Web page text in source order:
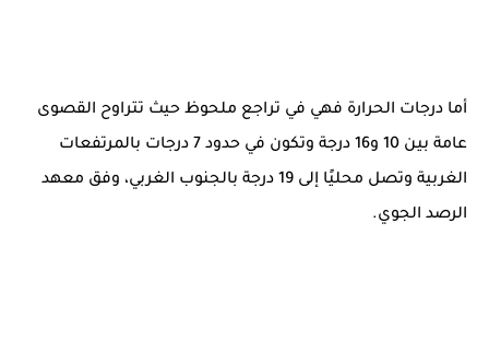
أما درجات الحرارة فهي في تراجع ملحوظ حيث تتراوح القصوى
عامة بين 10 و16 درجة وتكون في حدود 7 درجات بالمرتفعات
الغربية وتصل محليًا إلى 19 درجة بالجنوب الغربي، وفق معهد
الرصد الجوي.